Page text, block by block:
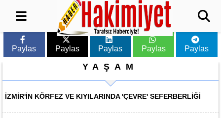
Paylas Paylas Paylas Paylas Paylas
YAŞAM
İZMIR'IN KÖRFEZ VE KIYILARINDA 'ÇEVRE' SEFERBERLIĞI